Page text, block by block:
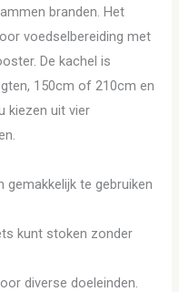
branden. Het
voedselbereiding met
De kachel is
150cm of 210cm en
kiezen uit vier
gemakkelijk te gebruiken
kunt stoken zonder
diverse doeleinden.